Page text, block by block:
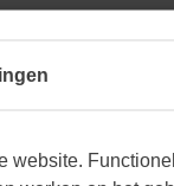
maken. Een
van uw
website.